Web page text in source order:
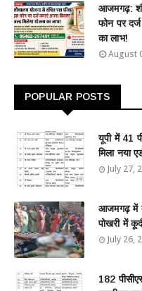
आजमगढ़:
फोन पर
का लाभ!
August
POPULAR POSTS
यूपी में 41
मिला नया
July 27,
आजमगढ़ में
पोखरी में
July 26,
182